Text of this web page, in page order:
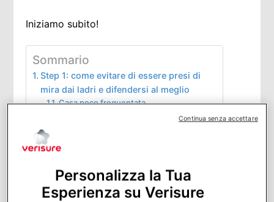
Iniziamo subito!
Sommario
Step 1: come evitare di essere presi di
mira dai ladri e difendersi al meglio
Casa poco frequentata
Step 2: come difendersi dai ladri
durante l’intrusione
Sistema di allarme ad Alta Sicurezza
Fumogeno o nebbiogeno
Personalizza la Tua
Esperienza su Verisure
Continua senza accettare